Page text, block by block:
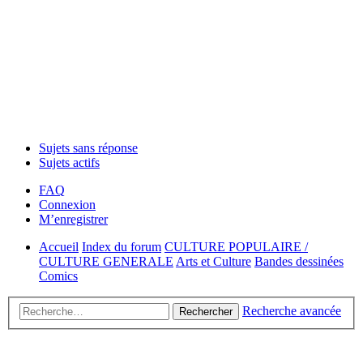
Sujets sans réponse
Sujets actifs
FAQ
Connexion
M’enregistrer
Accueil Index du forum CULTURE POPULAIRE /
CULTURE GENERALE Arts et Culture Bandes dessinées
Comics
Rechercher Recherche avancée